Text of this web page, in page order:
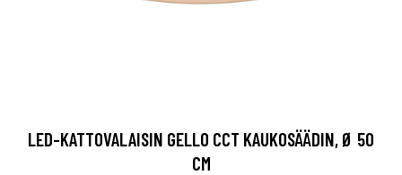
LED-KATTOVALAISIN GELLO CCT KAUKOSÄÄDIN, Ø 50
CM